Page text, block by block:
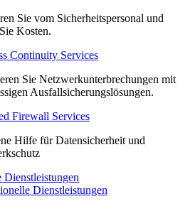
Sie vom Sicherheitspersonal und
Kosten.
Continuity Services
Sie Netzwerkunterbrechungen mit
Ausfallsicherungslösungen.
Firewall Services
Hilfe für Datensicherheit und
Dienstleistungen
Dienstleistungen